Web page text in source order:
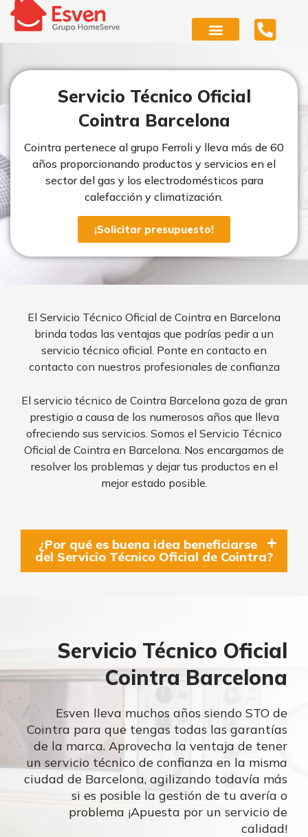
contenido
Servicio Técnico Oficial
Cointra Barcelona
Cointra pertenece al grupo Ferroli y lleva más de 60
años proporcionando productos y servicios en el
sector del gas y los electrodomésticos para
calefacción y climatización.
¡Solicitar presupuesto!
El Servicio Técnico Oficial de Cointra en Barcelona
brinda todas las ventajas que podrías pedir a un
servicio técnico oficial. Ponte en contacto en
contacto con nuestros profesionales de confianza
El servicio técnico de Cointra Barcelona goza de gran
prestigio a causa de los numerosos años que lleva
ofreciendo sus servicios. Somos el Servicio Técnico
Oficial de Cointra en Barcelona. Nos encargamos de
resolver los problemas y dejar tus productos en el
mejor estado posible.
¿Por qué es buena idea beneficiarse
del Servicio Técnico Oficial de Cointra?
Servicio Técnico Oficial
Cointra Barcelona
Esven lleva muchos años siendo STO de
Cointra para que tengas todas las garantías
de la marca. Aprovecha la ventaja de tener
un servicio técnico de confianza en la misma
ciudad de Barcelona, agilizando todavía más
si es posible la gestión de tu avería o
problema ¡Apuesta por un servicio de
calidad!